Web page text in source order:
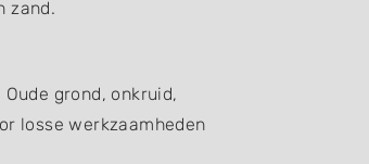
zand.
grond, onkruid,
losse werkzaamheden